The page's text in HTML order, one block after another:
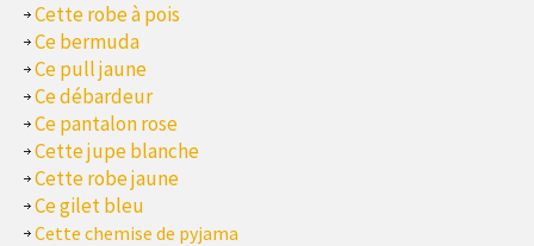
Cette robe à pois
Ce bermuda
Ce pull jaune
Ce débardeur
Ce pantalon rose
Cette jupe blanche
Cette robe jaune
Ce gilet bleu
Cette chemise de pyjama